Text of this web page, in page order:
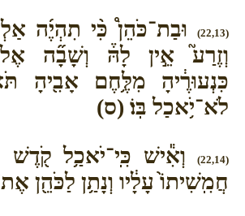
(22,13)
וּבַת־כֹּהֵן֩ כִּ֨י תִהְיֶ֜ה
וְזֶרַע֮ אֵ֣ין לָהּ֒ וְשָׁבָ֞ה
כִּנְעוּרֶ֔יהָ מִלֶּ֥חֶם אָבִ֖יהָ
לֹא־יֹ֥אכַל בּֽוֹ׃ (ס)
(22,14)
וְאִ֕ישׁ כִּֽי־יֹאכַ֥ל קֹ֖דֶשׁ
חֲמִֽשִׁיתוֹ֙ עָלָ֔יו וְנָתַ֥ן לַכֹּהֵ֖ן